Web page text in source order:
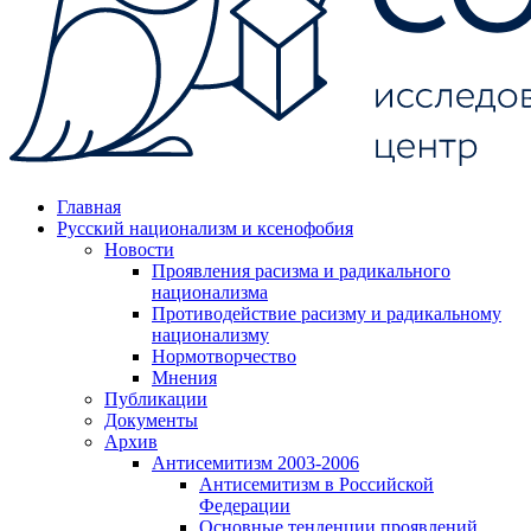
Главная
Русский национализм и ксенофобия
Новости
Проявления расизма и радикального
национализма
Противодействие расизму и радикальному
национализму
Нормотворчество
Мнения
Публикации
Документы
Архив
Антисемитизм 2003-2006
Антисемитизм в Российской
Федерации